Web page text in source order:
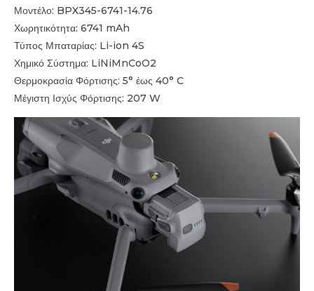
Μοντέλο: BPX345-6741-14.76
Χωρητικότητα: 6741 mAh
Τύπος Μπαταρίας: Li-ion 4S
Χημικό Σύστημα: LiNiMnCoO2
Θερμοκρασία Φόρτισης: 5° έως 40° C
Μέγιστη Ισχύς Φόρτισης: 207 W